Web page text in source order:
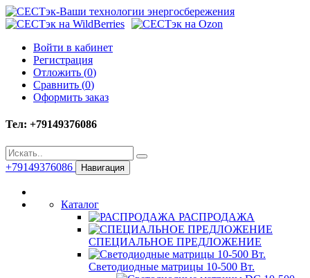
Войти в кабинет
Регистрация
Отложить (0)
Сравнить (0)
Оформить заказ
Тел: +79149376086
+79149376086 Навигация
Каталог
РАСПРОДАЖА
СПЕЦИАЛЬНОЕ ПРЕДЛОЖЕНИЕ
Светодиодные матрицы 10-500 Вт.